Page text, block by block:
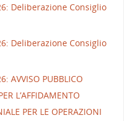
Deliberazione Consiglio
Deliberazione Consiglio
AVVISO PUBBLICO
L’AFFIDAMENTO
PER LE OPERAZIONI